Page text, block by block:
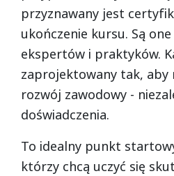
przyznawany jest
ukończenie kursu. Są
ekspertów i praktyków.
zaprojektowany tak, aby
rozwój zawodowy -
doświadczenia.
To idealny punkt
którzy chcą uczyć się